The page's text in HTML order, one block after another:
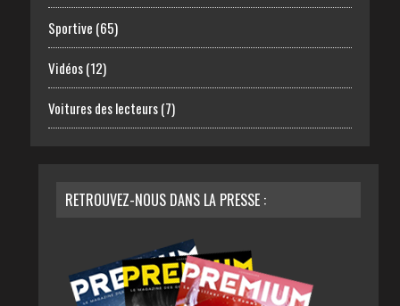
Sportive (65)
Vidéos(12)
Voitures des lecteurs(7)
RETROUVEZ-NOUS DANS LA PRESSE :